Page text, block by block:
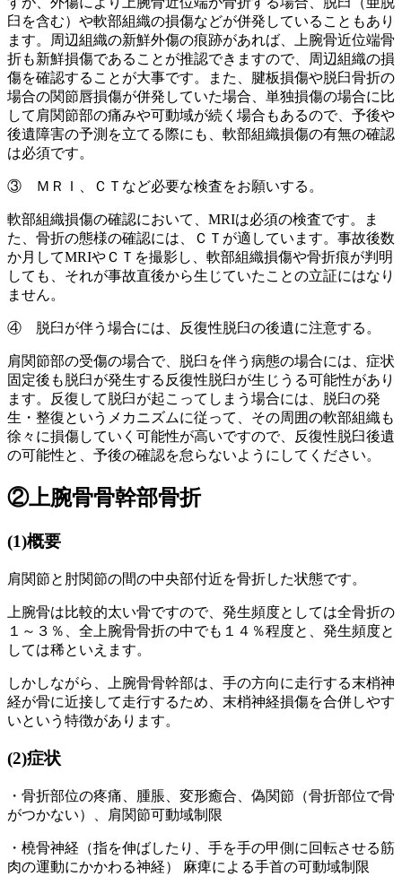
臼を含む）や軟部組織の損傷などが併発していることもあり
ます。周辺組織の新鮮外傷の痕跡があれば、上腕骨近位端骨
折も新鮮損傷であることが推認できますので、周辺組織の損
傷を確認することが大事です。また、腱板損傷や脱臼骨折の
場合の関節唇損傷が併発していた場合、単独損傷の場合に比
して肩関節部の痛みや可動域が続く場合もあるので、予後や
後遺障害の予測を立てる際にも、軟部組織損傷の有無の確認
は必須です。
③ ＭＲＩ、ＣＴなど必要な検査をお願いする。
軟部組織損傷の確認において、MRIは必須の検査です。ま
た、骨折の態様の確認には、ＣＴが適しています。事故後数
か月してMRIやＣＴを撮影し、軟部組織損傷や骨折痕が判明
しても、それが事故直後から生じていたことの立証にはなり
ません。
④ 脱臼が伴う場合には、反復性脱臼の後遺に注意する。
肩関節部の受傷の場合で、脱臼を伴う病態の場合には、症状
固定後も脱臼が発生する反復性脱臼が生じうる可能性があり
ます。反復して脱臼が起こってしまう場合には、脱臼の発
生・整復というメカニズムに従って、その周囲の軟部組織も
徐々に損傷していく可能性が高いですので、反復性脱臼後遺
の可能性と、予後の確認を怠らないようにしてください。
②上腕骨骨幹部骨折
(1)概要
肩関節と肘関節の間の中央部付近を骨折した状態です。
上腕骨は比較的太い骨ですので、発生頻度としては全骨折の
１～３％、全上腕骨骨折の中でも１４％程度と、発生頻度と
しては稀といえます。
しかしながら、上腕骨骨幹部は、手の方向に走行する末梢神
経が骨に近接して走行するため、末梢神経損傷を合併しやす
いという特徴があります。
(2)症状
・骨折部位の疼痛、腫脹、変形癒合、偽関節（骨折部位で骨
がつかない）、肩関節可動域制限
・ 橈骨神経 （指を伸ばしたり、手を手の甲側に 回転させる筋
肉の運動にかかわる神経） 麻痺による手首の可動域制限